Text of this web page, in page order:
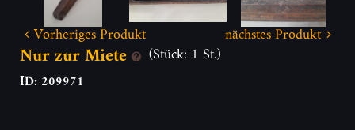
Vorheriges Produkt nächstes Produkt
Nur zur Miete (Stück: 1 St.)
ID: 209971